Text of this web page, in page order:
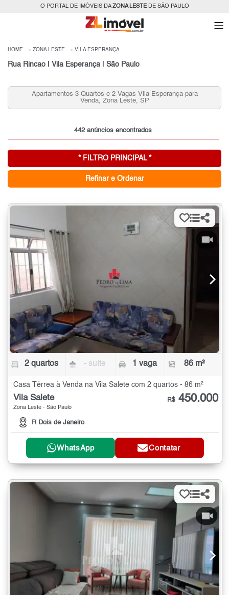
O PORTAL DE IMÓVEIS DAZONA LESTEDE SÃO PAULO
HOME ZONA LESTE VILA ESPERANÇA
Rua Rincao | Vila Esperança | São Paulo
Apartamentos 3 Quartos e 2 Vagas Vila Esperança para
Venda, Zona Leste, SP
442 anúncios encontrados
* FILTRO PRINCIPAL *
Refinar e Ordenar
2 quartos - suíte 1 vaga 86 m²
Casa Térrea à Venda na Vila Salete com 2 quartos - 86 m²
Vila Salete
Zona Leste - São Paulo
R Dois de Janeiro
R$ 450.000
WhatsApp Contatar